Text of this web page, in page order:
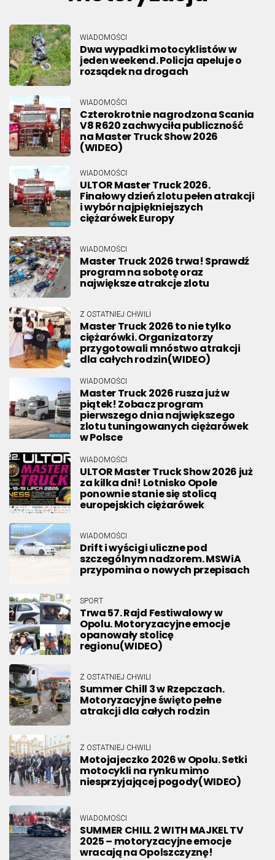
WIADOMOŚCI
Dwa wypadki motocyklistów w
jeden weekend. Policja apeluje o
rozsądek na drogach
WIADOMOŚCI
Czterokrotnie nagrodzona Scania
V8 R620 zachwyciła publiczność
na Master Truck Show 2026
(WIDEO)
WIADOMOŚCI
ULTOR Master Truck 2026.
Finałowy dzień zlotu pełen atrakcji
i wybór najpiękniejszych
ciężarówek Europy
WIADOMOŚCI
Master Truck 2026 trwa! Sprawdź
program na sobotę oraz
największe atrakcje zlotu
Z OSTATNIEJ CHWILI
Master Truck 2026 to nie tylko
ciężarówki. Organizatorzy
przygotowali mnóstwo atrakcji
dla całych rodzin(WIDEO)
WIADOMOŚCI
Master Truck 2026 rusza już w
piątek! Zobacz program
pierwszego dnia największego
zlotu tuningowanych ciężarówek
w Polsce
WIADOMOŚCI
ULTOR Master Truck Show 2026 już
za kilka dni! Lotnisko Opole
ponownie stanie się stolicą
europejskich ciężarówek
WIADOMOŚCI
Drift i wyścigi uliczne pod
szczególnym nadzorem. MSWiA
przypomina o nowych przepisach
SPORT
Trwa 57. Rajd Festiwalowy w
Opolu. Motoryzacyjne emocje
opanowały stolicę
regionu(WIDEO)
Z OSTATNIEJ CHWILI
Summer Chill 3 w Rzepczach.
Motoryzacyjne święto pełne
atrakcji dla całych rodzin
Z OSTATNIEJ CHWILI
Motojajeczko 2026 w Opolu. Setki
motocykli na rynku mimo
niesprzyjającej pogody(WIDEO)
WIADOMOŚCI
SUMMER CHILL 2 WITH MAJKEL TV
2025 – motoryzacyjne emocje
wracają na Opolszczyznę!